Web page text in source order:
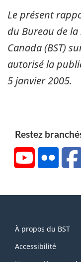
Le présent
du Bureau de
Canada (BST)
autorisé la
5 janvier 2005.
Restez
YouTubeFlickr
this
site
À propos du BST
Accessibilité